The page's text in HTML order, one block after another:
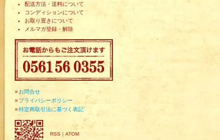
配送方法・送料について
コンディションについて
お取り置きについて
メルマガ登録・解除
» お問合せ
» プライバシーポリシー
»特定商取引法に基づく表記
RSS ｜ ATOM